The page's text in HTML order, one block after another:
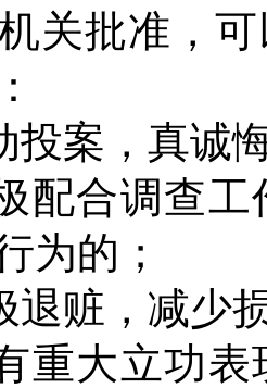
机关批准，
案，真诚
合调查工
为的；
赃，减少
大立功表